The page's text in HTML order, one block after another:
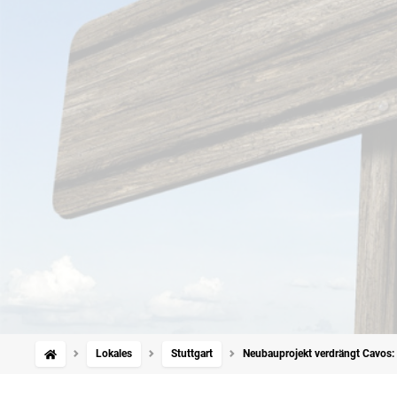
Lokales Stuttgart Neubauprojekt verdrängt